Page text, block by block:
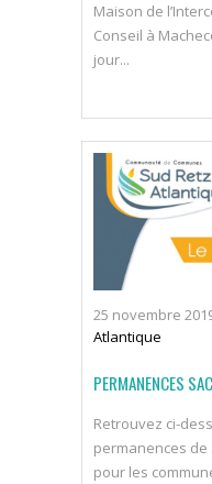
Maison de
Conseil à
jour...
25 novembre
Atlantique
PERMANENCES
Retrouvez ci-
permanences de
pour les